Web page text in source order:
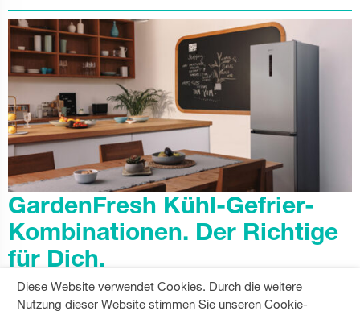
GardenFresh Kühl-Gefrier-
Kombinationen. Der Richtige
für Dich.
Die Wahl Deines neuen Kühl-/Gefrierschranks ist eine
Diese Website verwendet Cookies. Durch die weitere
Nutzung dieser Website stimmen Sie unseren Cookie-